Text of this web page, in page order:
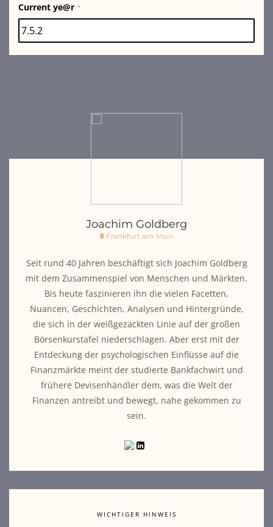
Current ye@r *
Joachim Goldberg
Frankfurt am Main
Seit rund 40 Jahren beschäftigt sich Joachim Goldberg
mit dem Zusammenspiel von Menschen und Märkten.
Bis heute faszinieren ihn die vielen Facetten,
Nuancen, Geschichten, Analysen und Hintergründe,
die sich in der weißgezackten Linie auf der großen
Börsenkurstafel niederschlagen. Aber erst mit der
Entdeckung der psychologischen Einflüsse auf die
Finanzmärkte meint der studierte Bankfachwirt und
frühere Devisenhändler dem, was die Welt der
Finanzen antreibt und bewegt, nahe gekommen zu
sein.
WICHTIGER HINWEIS